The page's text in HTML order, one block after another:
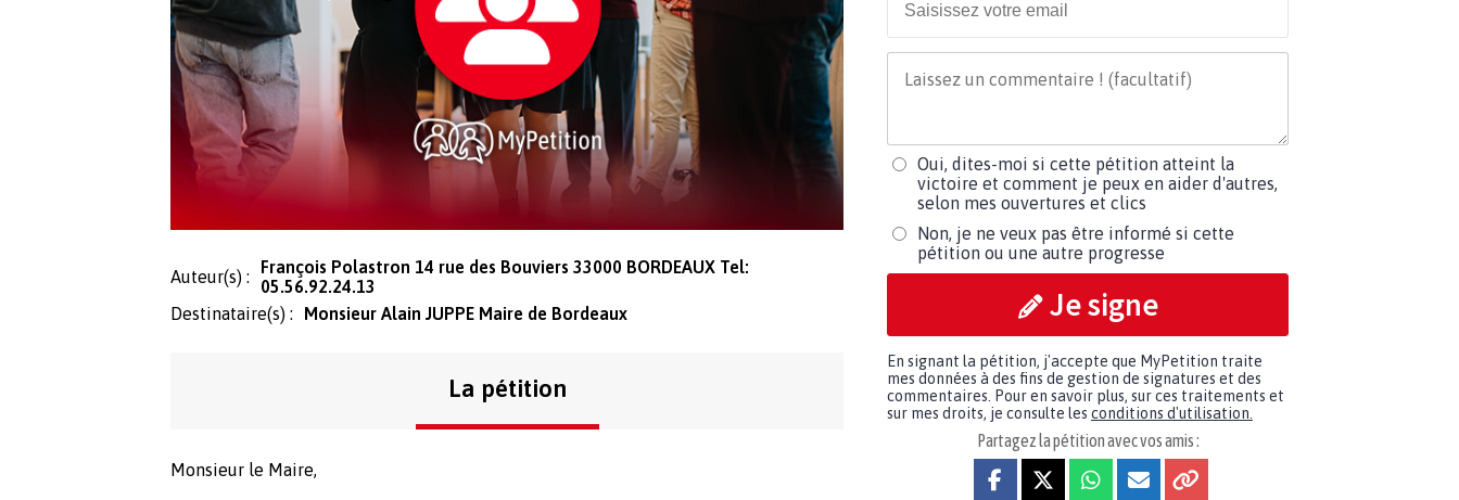
Auteur(s) :
François Polastron 14 rue des Bouviers 33000 BORDEAUX Tel:
05.56.92.24.13
Destinataire(s) :
Monsieur Alain JUPPE Maire de Bordeaux
La pétition
Monsieur le Maire,
Oui, dites-moi si cette pétition atteint la
victoire et comment je peux en aider d'autres,
selon mes ouvertures et clics
Non, je ne veux pas être informé si cette
pétition ou une autre progresse
Je signe
En signant la pétition, j'accepte que MyPetition traite
mes données à des fins de gestion de signatures et des
commentaires. Pour en savoir plus, sur ces traitements et
sur mes droits, je consulte les conditions d'utilisation.
Partagez la pétition avec vos amis :